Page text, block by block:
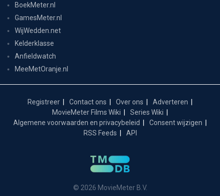
BoekMeter.nl
GamesMeter.nl
WijWedden.net
Kelderklasse
Anfieldwatch
MeeMetOranje.nl
Registreer Contact ons Over ons
Adverteren
MovieMeter Films Wiki
Series Wiki
Algemene voorwaarden en privacybeleid
Consent wijzigen
RSS Feeds
API
© 2026 MovieMeter B.V.